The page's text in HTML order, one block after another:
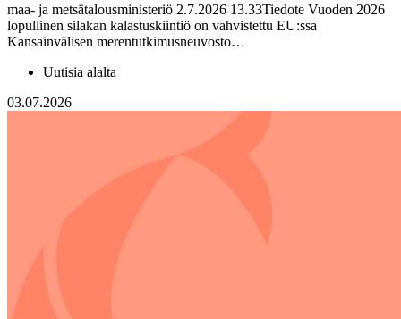
maa- ja metsätalousministeriö 2.7.2026 13.33Tiedote Vuoden 2026
lopullinen silakan kalastuskiintiö on vahvistettu EU:ssa
Kansainvälisen merentutkimusneuvosto…
Uutisia alalta
03.07.2026